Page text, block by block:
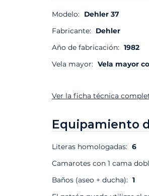
Modelo: Dehler 37
Fabricante: Dehler
Año de fabricación: 1982
Vela mayor: Vela mayor
Ver la ficha técnica
Equipamiento
Literas homologadas: 6
Camarotes con 1 cama
Baños (aseo + ducha): 1